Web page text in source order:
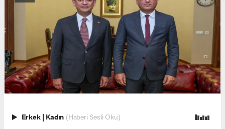
Erkek | Kadın (Haberi Sesli Oku)